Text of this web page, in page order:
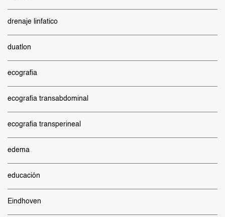
drenaje linfatico
duatlon
ecografia
ecografia transabdominal
ecografia transperineal
edema
educación
Eindhoven